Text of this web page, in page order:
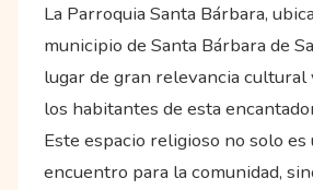
La Parroquia Santa Bárbara,
municipio de Santa Bárbara de
lugar de gran relevancia
los habitantes de esta
Este espacio religioso no solo
encuentro para la comunidad,